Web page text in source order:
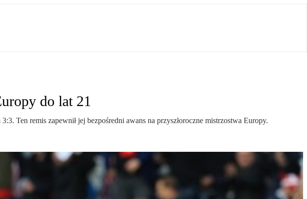
do lat 21
Ten remis zapewnił jej bezpośredni awans na przyszłoroczne mistrzostwa Europy.